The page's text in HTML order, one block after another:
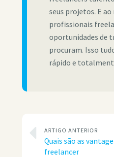
seus projetos. E
profissionais
oportunidades de
procuram. Isso
rápido e
ARTIGO ANTERIOR
Quais são as
freelancer